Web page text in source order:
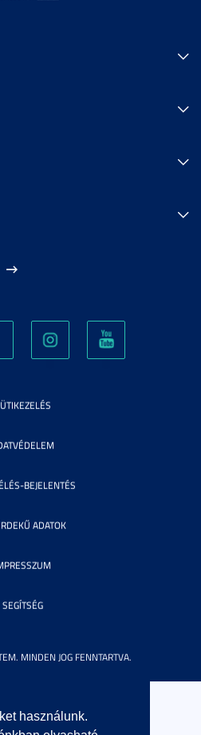
használunk.
MINDEN JOG FENNTARTVA.
BEJELENTÉS
ADATOK
SEGÍTSÉG